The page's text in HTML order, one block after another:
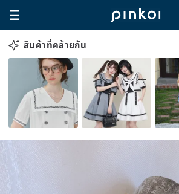
สินค้าที่คล้ายกัน